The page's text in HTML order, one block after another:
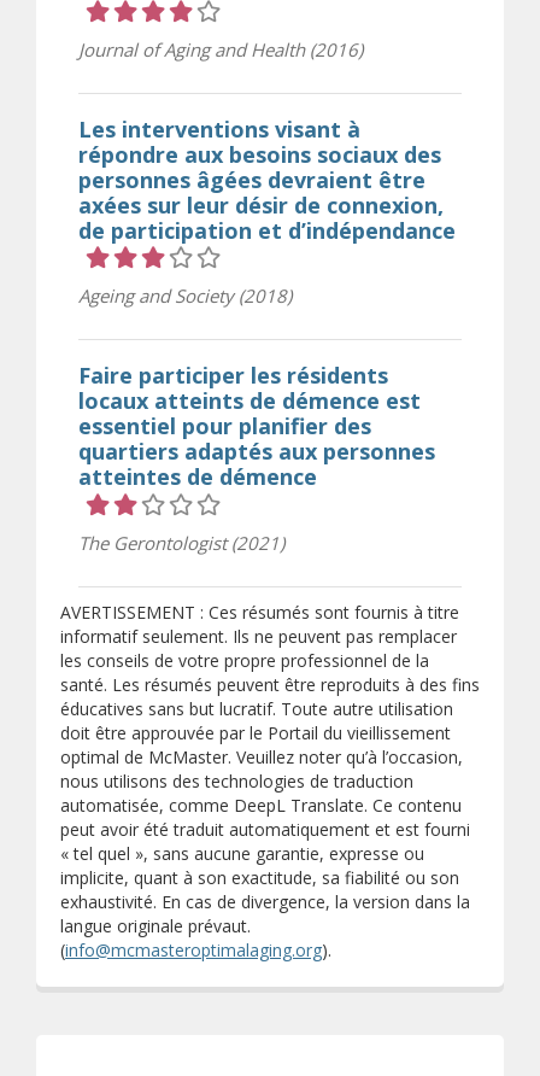
Journal of Aging and Health (2016)
Les interventions visant à
répondre aux besoins sociaux des
personnes âgées devraient être
axées sur leur désir de connexion,
de participation et d’indépendance
Ageing and Society (2018)
Faire participer les résidents
locaux atteints de démence est
essentiel pour planifier des
quartiers adaptés aux personnes
atteintes de démence
The Gerontologist (2021)
AVERTISSEMENT : Ces résumés sont fournis à titre
informatif seulement. Ils ne peuvent pas remplacer
les conseils de votre propre professionnel de la
santé. Les résumés peuvent être reproduits à des fins
éducatives sans but lucratif. Toute autre utilisation
doit être approuvée par le Portail du vieillissement
optimal de McMaster. Veuillez noter qu’à l’occasion,
nous utilisons des technologies de traduction
automatisée, comme DeepL Translate. Ce contenu
peut avoir été traduit automatiquement et est fourni
« tel quel », sans aucune garantie, expresse ou
implicite, quant à son exactitude, sa fiabilité ou son
exhaustivité. En cas de divergence, la version dans la
langue originale prévaut.
(info@mcmasteroptimalaging.org).